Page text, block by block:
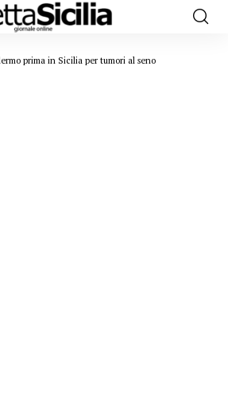
prima in Sicilia per tumori al seno